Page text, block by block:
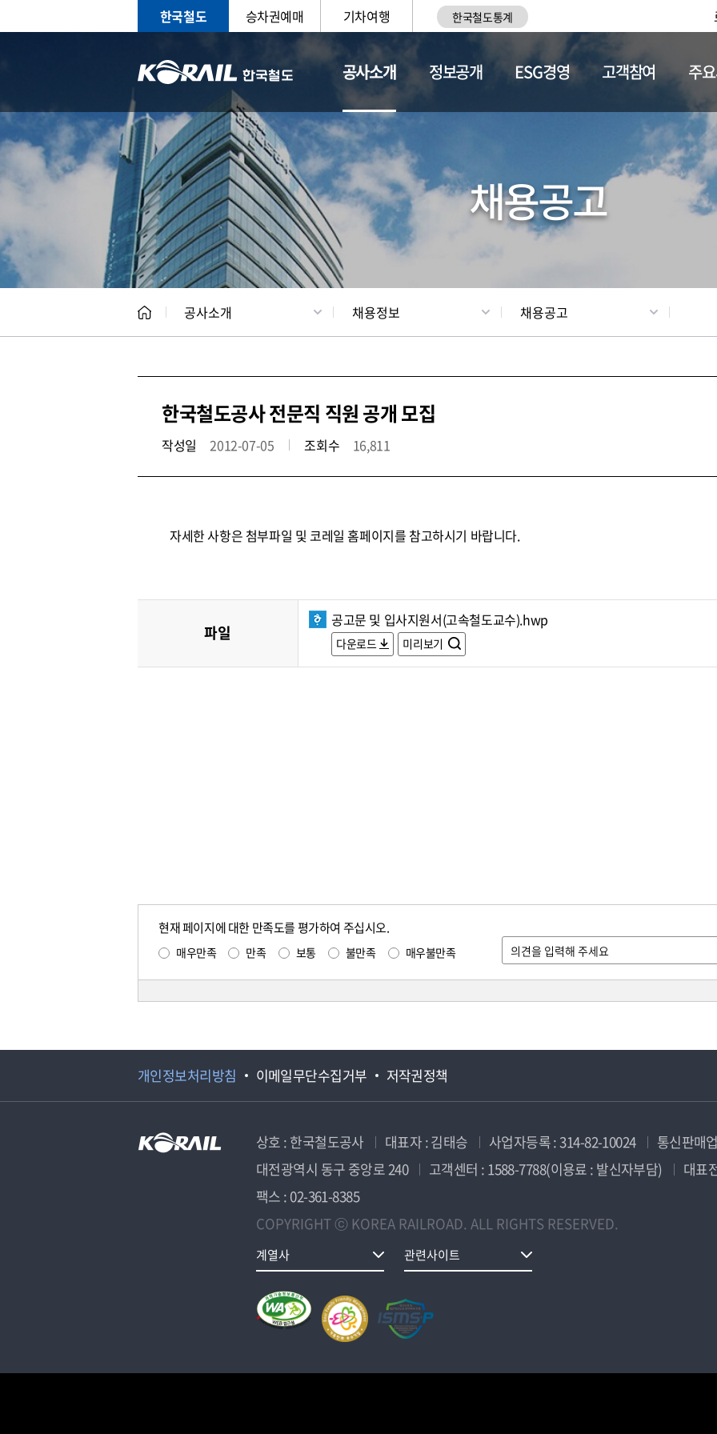
한국철도 승차권예매 기차여행 한국철도통계
공사소개
CEO 일반현황 채용정보
정보공개 ESG경영 고객참여 주
채용공고
공사소개 채용정보 채용공고
한국철도공사 전문직 직원 공개 모집
작성일 2012-07-05 조회수 16,811
자세한 사항은 첨부파일 및 코레일 홈페이지를 참고하시기 바랍니다.
파일
공고문 및 입사지원서(고속철도교수).hwp
다운로드 미리보기
현재 페이지에 대한 만족도를 평가하여 주십시오.
매우만족 만족 보통 불만족 매우불만족
개인정보처리방침 이메일무단수집거부 저작권정책
상호 : 한국철도공사 대표자 : 김태승 사업자등록 : 314-82-10024
통신판매
대전광역시 동구 중앙로 240
고객센터 : 1588-7788(이용료 : 발신자부담)
대표
팩스 : 02-361-8385
COPYRIGHT ⓒ KOREA RAILROAD. ALL RIGHTS RESERVED.
계열사 관련사이트